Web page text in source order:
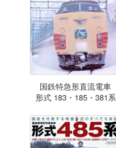
国鉄特急形直流電車
形式 183・185・381系